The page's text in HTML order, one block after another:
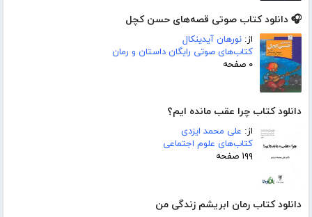
🎧 دانلود کتاب صوتی قصه‌های حسن کچل
از: نورهان آیدینکال
کتاب‌های صوتی رایگان داستان و رمان
۰ صفحه
دانلود کتاب چرا عقب مانده ایم؟
از: علی محمد ایزدی
کتاب‌های علوم اجتماعی
۱۹۹ صفحه
دانلود کتاب رمان ابریشم زندگی من